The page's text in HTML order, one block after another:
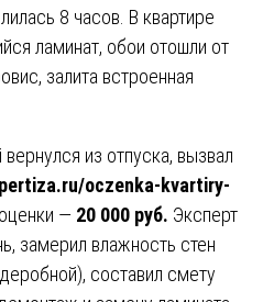
8 часов. В квартире
ламинат, обои отошли от
залита встроенная
из отпуска, вызвал
oczenka-kvartiry-
— 20 000 руб. Эксперт
замерил влажность стен
составил смету